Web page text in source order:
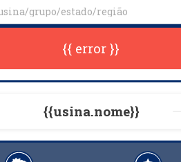
{{ error }}
{{usina.nome}}